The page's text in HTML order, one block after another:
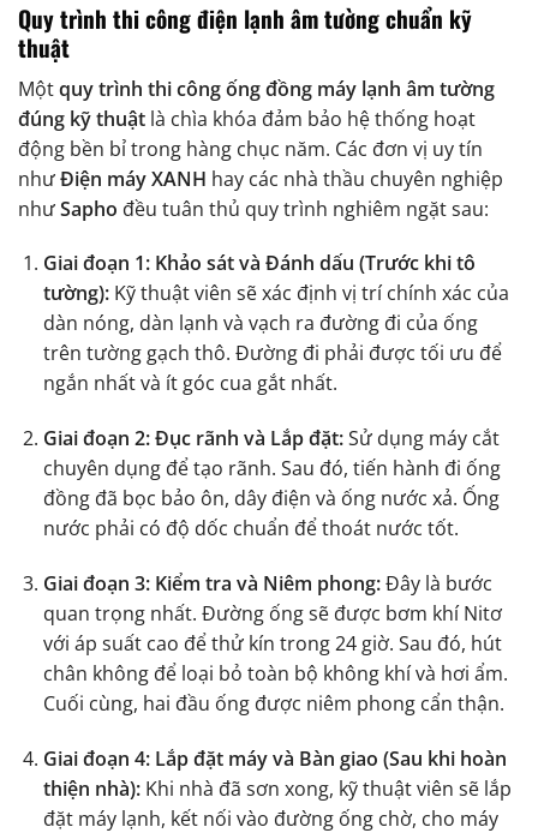
Quy trình thi công điện lạnh âm tường chuẩn kỹ
thuật
Mộtquy trình thi công ống đồng máy lạnh âm tường
đúng kỹ thuật là chìa khóa đảm bảo hệ thống hoạt
động bền bỉ trong hàng chục năm. Các đơn vị uy tín
nhưĐiện máy XANH hay các nhà thầu chuyên nghiệp
nhưSapho đều tuân thủ quy trình nghiêm ngặt sau:
Giai đoạn 1: Khảo sát và Đánh dấu (Trước khi tô
tường):Kỹ thuật viên sẽ xác định vị trí chính xác của
dàn nóng, dàn lạnh và vạch ra đường đi của ống
trên tường gạch thô. Đường đi phải được tối ưu để
ngắn nhất và ít góc cua gắt nhất.
Giai đoạn 2: Đục rãnh và Lắp đặt:Sử dụng máy cắt
chuyên dụng để tạo rãnh. Sau đó, tiến hành đi ống
đồng đã bọc bảo ôn, dây điện và ống nước xả. Ống
nước phải có độ dốc chuẩn để thoát nước tốt.
Giai đoạn 3: Kiểm tra và Niêm phong:Đây là bước
quan trọng nhất. Đường ống sẽ được bơm khí Nitơ
với áp suất cao để thử kín trong 24 giờ. Sau đó, hút
chân không để loại bỏ toàn bộ không khí và hơi ẩm.
Cuối cùng, hai đầu ống được niêm phong cẩn thận.
Giai đoạn 4: Lắp đặt máy và Bàn giao (Sau khi hoàn
thiện nhà):Khi nhà đã sơn xong, kỹ thuật viên sẽ lắp
đặt máy lạnh, kết nối vào đường ống chờ, cho máy